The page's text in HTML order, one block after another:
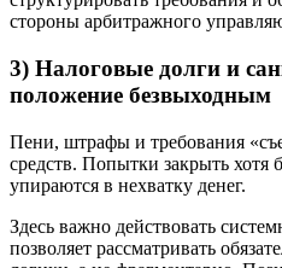
стороны арбитражного
3) Налоговые долги и
положение безвыходным
Пени, штрафы и требования
средств. Попытки закрыть хотя
упираются в нехватку денег.
Здесь важно действовать
позволяет рассматривать